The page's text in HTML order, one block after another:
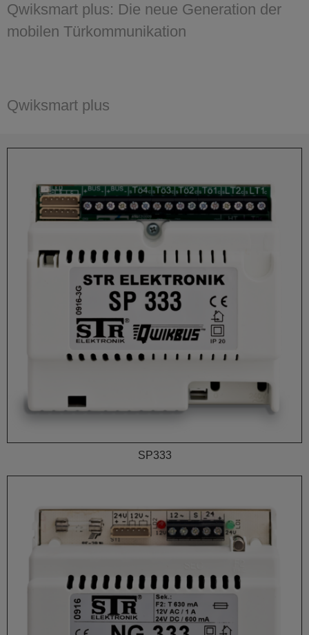
Hauptinhalt
Qwiksmart plus: Die neue Generation der
mobilen Türkommunikation
Qwiksmart plus
SP333